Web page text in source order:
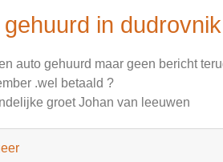
in
auto gehuurd maar geen bericht
.wel betaald ?
groet Johan van leeuwen